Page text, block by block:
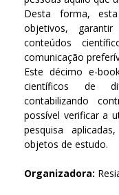
Desta forma,
objetivos,
conteúdos
comunicação
Este décimo e-
científicos de
contabilizando
possível verificar a
pesquisa
objetos de estudo.
Organizadora: